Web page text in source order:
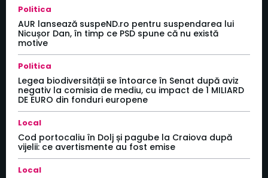
Politica
AUR lansează suspeND.ro pentru suspendarea lui
Nicușor Dan, în timp ce PSD spune că nu există
motive
Politica
Legea biodiversității se întoarce în Senat după aviz
negativ la comisia de mediu, cu impact de 1 MILIARD
DE EURO din fonduri europene
Local
Cod portocaliu în Dolj și pagube la Craiova după
vijelii: ce avertismente au fost emise
Local